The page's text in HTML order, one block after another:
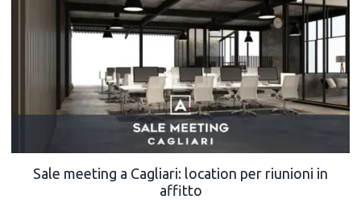
Sale meeting a Cagliari: location per riunioni in
affitto